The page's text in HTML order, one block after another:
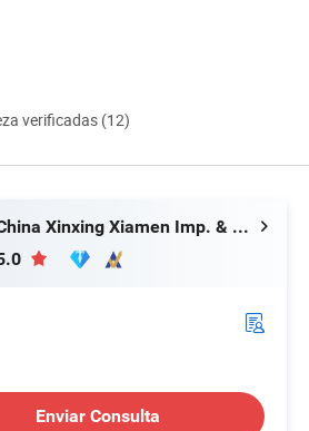
verificadas (12)
China Xinxing Xiamen Imp. & Exp. Co., Ltd.
Enviar Consulta